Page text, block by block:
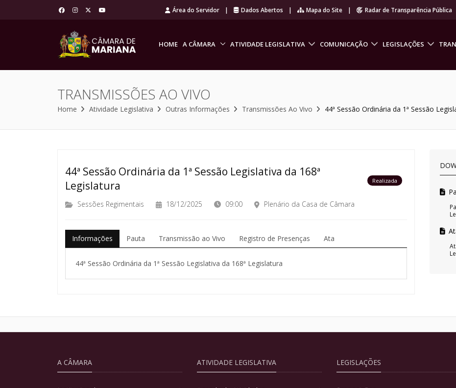
Área do Servidor | Dados Abertos | Mapa do Site | Radar de Transparência Pública
HOME A CÂMARA ATIVIDADE LEGISLATIVA COMUNICAÇÃO LEGISLAÇÕES
TRANSMISSÕES AO VIVO
Home Atividade Legislativa Outras Informações Transmissões Ao Vivo 44ª Sessão Ordinária da 1ª Sessão
44ª Sessão Ordinária da 1ª Sessão Legislativa da 168ª
Legislatura
Realizada
Sessões Regimentais 18/12/2025 09:00 Plenário da Casa de Câmara
Informações Pauta Transmissão ao Vivo Registro de Presenças Ata
44ª Sessão Ordinária da 1ª Sessão Legislativa da 168ª Legislatura
A CÂMARA ATIVIDADE LEGISLATIVA LEGISLAÇÕES